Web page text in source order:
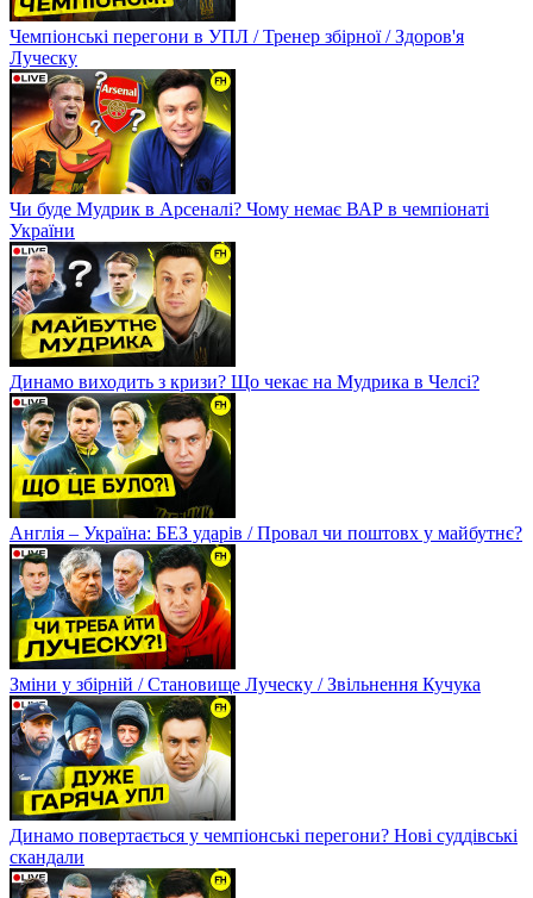
Чемпіонські перегони в УПЛ / Тренер збірної / Здоров'я
Луческу
Чи буде Мудрик в Арсеналі? Чому немає ВАР в чемпіонаті
України
Динамо виходить з кризи? Що чекає на Мудрика в Челсі?
Англія – Україна: БЕЗ ударів / Провал чи поштовх у майбутнє?
Зміни у збірній / Становище Луческу / Звільнення Кучука
Динамо повертається у чемпіонські перегони? Нові суддівські
скандали